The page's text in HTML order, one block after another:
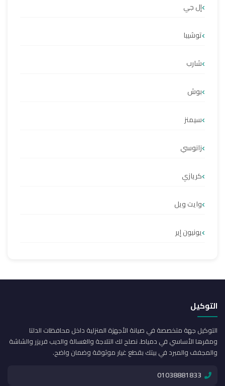
إل جي
توشيبا
شارب
بوش
سيمنز
زانوسي
كريازي
وايت ويل
يونيون إير
التوكيل
التوكيل جهة متخصصة في صيانة الأجهزة المنزلية داخل محافظات الدلتا
ومقرها الأساسي في دمياط. نصلح لك التلاجة والغسالة والديب فريزر والشاشة
والمجفف والمبرد في بيتك بقطع غيار موثوقة وضمان واضح.
01038881833